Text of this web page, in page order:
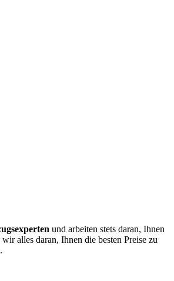
und arbeiten stets daran, Ihnen
alles daran, Ihnen die besten Preise zu